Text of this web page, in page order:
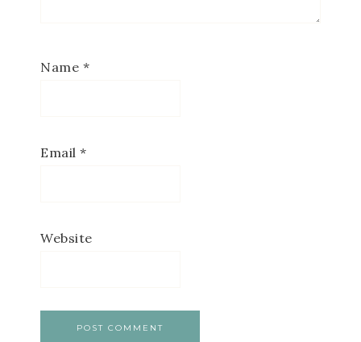
Name *
Email *
Website